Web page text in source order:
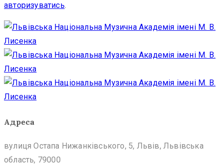
авторизуватись.
Адреса
вулиця Остапа Нижанківського, 5, Львів, Львівська
область, 79000